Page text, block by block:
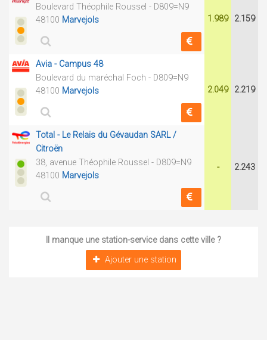
Boulevard Théophile Roussel - D809=N9
48100 Marvejols 1.989 2.159
Avia - Campus 48
Boulevard du maréchal Foch - D809=N9
48100 Marvejols 2.049 2.219
Total - Le Relais du Gévaudan SARL /
Citroën
38, avenue Théophile Roussel - D809=N9
48100 Marvejols
- 2.243
Il manque une station-service dans cette ville ?
Ajouter une station